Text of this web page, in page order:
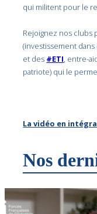
qui militent pour le
Rejoignez nos clubs
(investissement dans
et des #ETI, entre-
patriote) qui le
La vidéo en
Nos